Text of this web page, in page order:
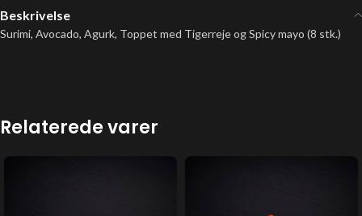
Beskrivelse
Surimi, Avocado, Agurk, Toppet med Tigerreje og Spicy mayo (8 stk.)
Relaterede varer